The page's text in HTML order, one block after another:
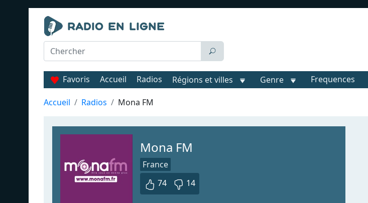
Favoris Accueil Radios Régions et villes Genre Frequences
Accueil Radios Mona FM
Mona FM
France
74
14